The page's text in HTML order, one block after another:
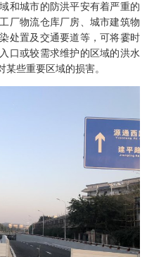
和城市的防洪平安有着严重的
厂物流仓库厂房、城市建筑物
处置及交通要道等，可将霎时
口或较需求维护的区域的洪水
些重要区域的损害。